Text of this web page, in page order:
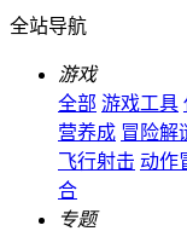
全站导航
游戏
全部 游戏工具
营养成 冒险解
飞行射击 动作
合
专题